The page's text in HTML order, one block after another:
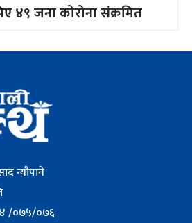
४९ जना कोरोना संक्रमित
न्यौपाने
/०७५/०७६